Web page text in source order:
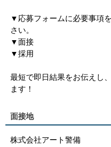
▼応募フォームに必要事項
さい。
▼面接
▼採用
最短で即日結果をお伝えし
ます！
面接地
株式会社アート警備